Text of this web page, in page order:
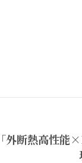
外断熱高性能